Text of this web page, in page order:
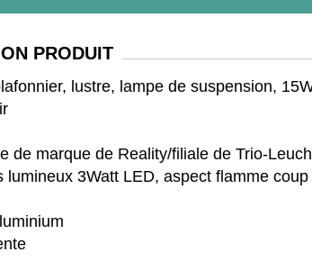
PRODUIT
lustre, lampe de suspension,
de marque de Reality/filiale de Trio-
lumineux 3Watt LED, aspect flamme coup